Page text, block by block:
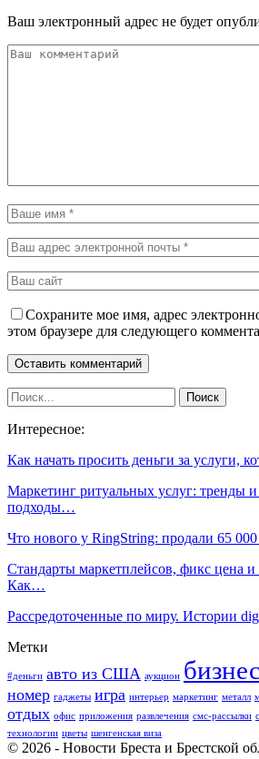
Ваш электронный адрес не будет
Сохраните мое имя, адрес
этом браузере для следующего
Интересное:
Как начать просить деньги за услуги,
Маркетинг ритуальных услуг: тренды
подходы…
Что нового у RingString: продали 65
Стандарты маркетплейсов, фикс цена и
Как…
Рассредоточенные по миру. Истории
Метки
#деньги авто из США аукцион бизнес
номер гаджеты игра интерьер маркетинг металл
отдых офис приложения развлечения смс-рассылки
технологии цветы шенгенская виза
© 2026 - Новости Бреста и Брестской